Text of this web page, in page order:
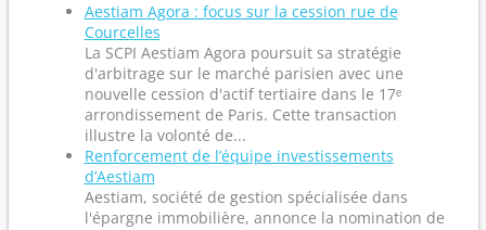
Aestiam Agora : focus sur la cession rue de
Courcelles
La SCPI Aestiam Agora poursuit sa stratégie
d'arbitrage sur le marché parisien avec une
nouvelle cession d'actif tertiaire dans le 17ᵉ
arrondissement de Paris. Cette transaction
illustre la volonté de...
Renforcement de l’équipe investissements
d’Aestiam
Aestiam, société de gestion spécialisée dans
l'épargne immobilière, annonce la nomination de